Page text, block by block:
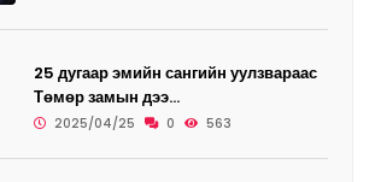
25 дугаар эмийн сангийн уулзвараас
Төмөр замын дээ...
2025/04/25 0 563